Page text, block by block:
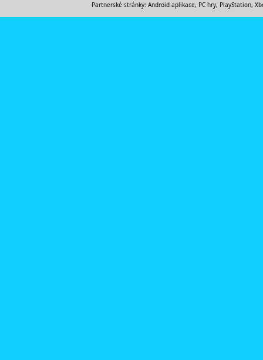
Partnerské stránky: Android aplikace, PC hry, PlayStation,